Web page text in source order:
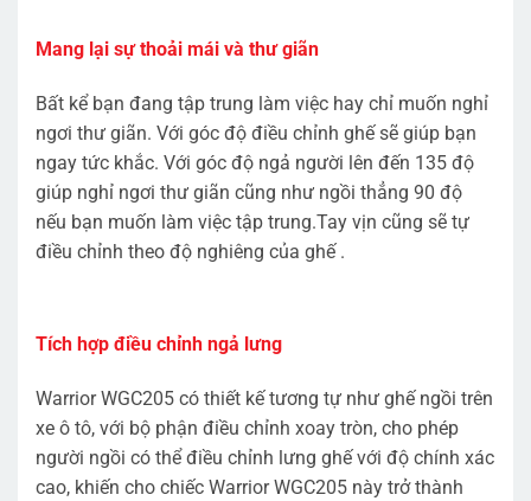
Mang lại sự thoải mái và thư giãn
Bất kể bạn đang tập trung làm việc hay chỉ muốn nghỉ
ngơi thư giãn. Với góc độ điều chỉnh ghế sẽ giúp bạn
ngay tức khắc. Với góc độ ngả người lên đến 135 độ
giúp nghỉ ngơi thư giãn cũng như ngồi thẳng 90 độ
nếu bạn muốn làm việc tập trung.Tay vịn cũng sẽ tự
điều chỉnh theo độ nghiêng của ghế .
Tích hợp điều chỉnh ngả lưng
Warrior WGC205 có thiết kế tương tự như ghế ngồi trên
xe ô tô, với bộ phận điều chỉnh xoay tròn, cho phép
người ngồi có thể điều chỉnh lưng ghế với độ chính xác
cao, khiến cho chiếc Warrior WGC205 này trở thành